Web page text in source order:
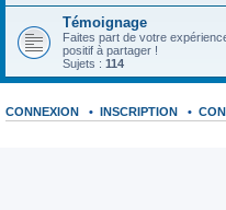
Témoignage
Faites part de votre
positif à partager !
Sujets : 114
CONNEXION • INSCRIPTION •